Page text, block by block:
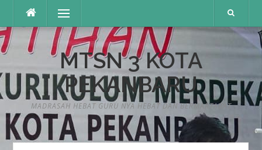
konten
Menu
MTSN 3 KOTA
PEKANBARU
MADRASAH HEBAT GURU NYA HEBAT DAN BERMARTABAT